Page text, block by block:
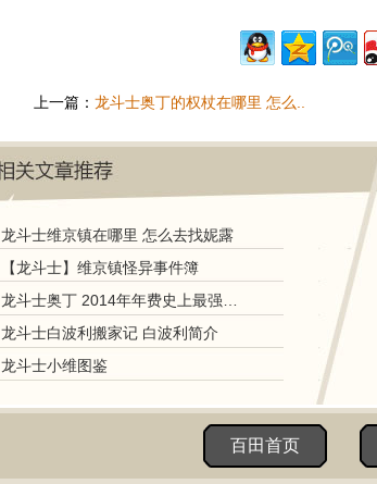
上一篇： 龙斗士奥丁的权杖在哪里 怎么..
龙斗士维京镇在哪里 怎么去找妮露
【龙斗士】维京镇怪异事件簿
龙斗士奥丁 2014年年费史上最强宠物怎么得
龙斗士白波利搬家记 白波利简介
龙斗士小维图鉴
百田首页